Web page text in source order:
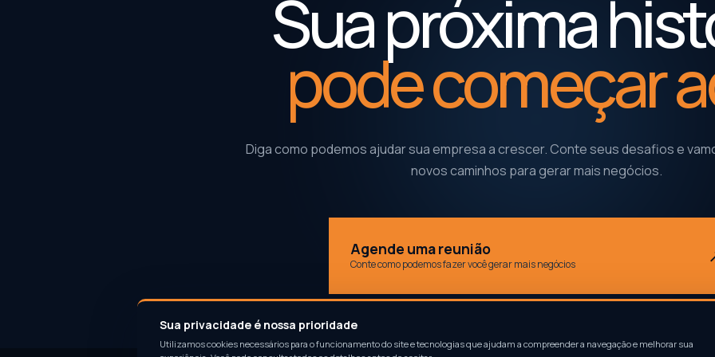
Sua privacidade é nossa prioridade
Utilizamos cookies necessários para o funcionamento do site e tecnologias que ajudam a compreender a navegação e melhorar sua
Sua próxima
pode começar
Diga como podemos ajudar sua empresa a crescer. Conte seus desafios e
novos caminhos para gerar mais negócios.
Agende uma reunião
Conte como podemos fazer você gerar mais negócios